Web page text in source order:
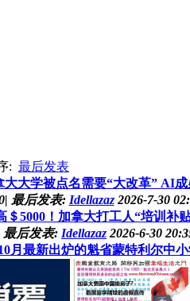
: 最后发表
大大学被点名需要“大改革” AI
| 最后发表: Idellazaz2026-7-30
＄5000！加拿大打工人“培训补
最后发表: Idellazaz 2026-6-30
月最新出炉的魁省蒙特利尔中